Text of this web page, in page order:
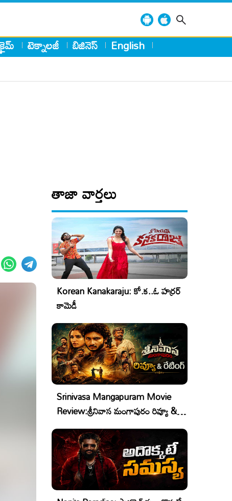
టెక్నాలజీ బిజినెస్ English
తాజా వార్తలు
Korean Kanakaraju: కో.క..ఓ హర్రర్
కామెడీ
Srinivasa Mangapuram Movie
Review:శ్రీనివాస మంగాపురం రివ్యూ &
రేటింగ్